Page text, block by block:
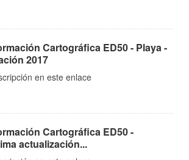
Cartográfica ED50 - Playa -
2017
en este enlace
Cartográfica ED50 -
actualización...